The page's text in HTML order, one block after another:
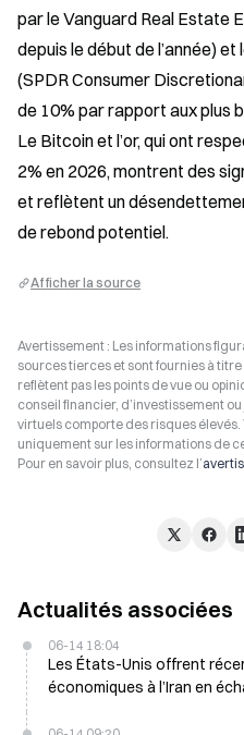
par le Vanguard Real Estate
depuis le début de l’année)
(SPDR Consumer
de 10% par rapport aux plus
Le Bitcoin et l’or, qui ont
2% en 2026, montrent des
et reflètent un
de rebond potentiel.
Afficher la source
Avertissement : Les informations
sources tierces et sont fournies à
reflètent pas les points de vue ou
conseil financier, d’investissement
virtuels comporte des risques élevés.
uniquement sur les informations de
Pour en savoir plus, consultez l’
Actualités associées
06-14 18:04
Les États-Unis offrent
économiques à l’Iran en